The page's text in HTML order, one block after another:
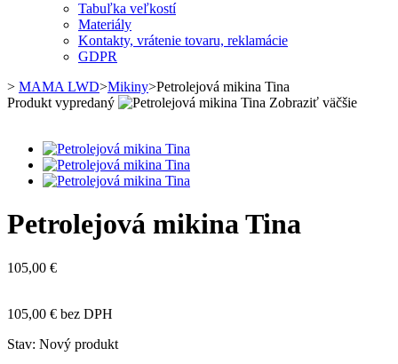
Tabuľka veľkostí
Materiály
Kontakty, vrátenie tovaru, reklamácie
GDPR
> MAMA LWD>Mikiny>Petrolejová mikina Tina
Produkt vypredaný
Zobraziť väčšie
Petrolejová mikina Tina
105,00 €
105,00 € bez DPH
Stav: Nový produkt